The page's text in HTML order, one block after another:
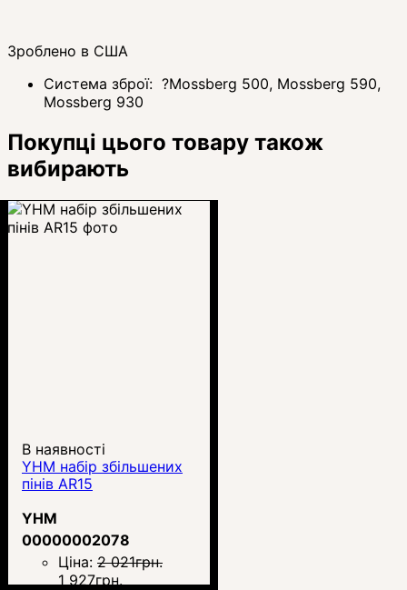
Зроблено в США
Система зброї: ?Mossberg 500, Mossberg 590,
Mossberg 930
Покупці цього товару також
вибирають
В наявності
YHM набір збільшених
пінів AR15
YHM
00000002078
Ціна: 2 021грн.
1 927грн.